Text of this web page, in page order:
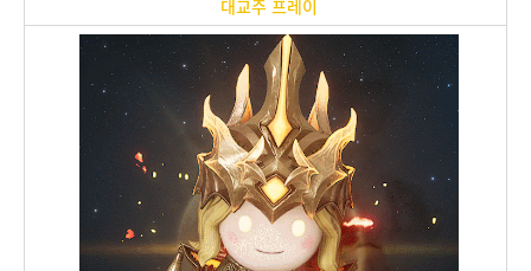
대교주 프레이